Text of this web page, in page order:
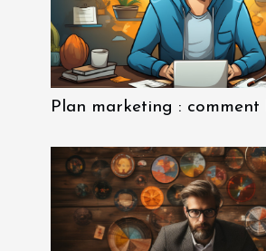
Plan marketing : comment